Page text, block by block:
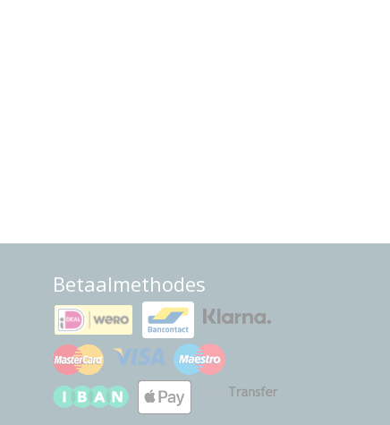
Betaalmethodes